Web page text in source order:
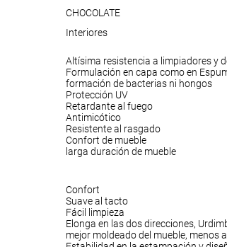
CHOCOLATE
Interiores
Altísima resistencia a limpiadores y
Formulación en capa como en
formación de bacterias ni hongos
Protección UV
Retardante al fuego
Antimicótico
Resistente al rasgado
Confort de mueble
larga duración de mueble
Confort
Suave al tacto
Fácil limpieza
Elonga en las dos direcciones,
mejor moldeado del mueble, menos